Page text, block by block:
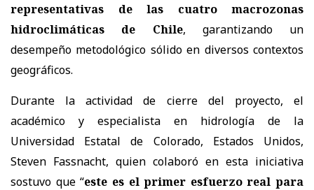
representativas de las cuatro macrozonas
hidroclimáticas de Chile, garantizando un
desempeño metodológico sólido en diversos contextos
geográficos.
Durante la actividad de cierre del proyecto, el
académico y especialista en hidrología de la
Universidad Estatal de Colorado, Estados Unidos,
Steven Fassnacht, quien colaboró en esta iniciativa
sostuvo que “este es el primer esfuerzo real para